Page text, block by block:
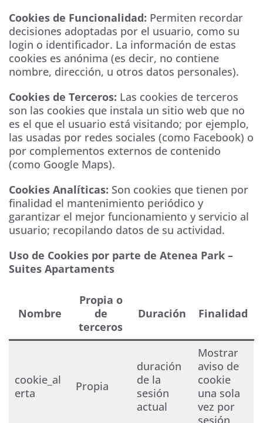
Cookies de Funcionalidad: Permiten recordar
decisiones adoptadas por el usuario, como su
login o identificador. La información de estas
cookies es anónima (es decir, no contiene
nombre, dirección, u otros datos personales).
Cookies de Terceros: Las cookies de terceros
son las cookies que instala un sitio web que no
es el que el usuario está visitando; por ejemplo,
las usadas por redes sociales (como Facebook) o
por complementos externos de contenido
(como Google Maps).
Cookies Analíticas: Son cookies que tienen por
finalidad el mantenimiento periódico y
garantizar el mejor funcionamiento y servicio al
usuario; recopilando datos de su actividad.
Uso de Cookies por parte de Atenea Park –
Suites Apartaments
Nombre
Propia o
de
terceros
Duración Finalidad
cookie_al
erta
Propia
duración
de la
sesión
actual
Mostrar
aviso de
cookie
una sola
vez por
sesión